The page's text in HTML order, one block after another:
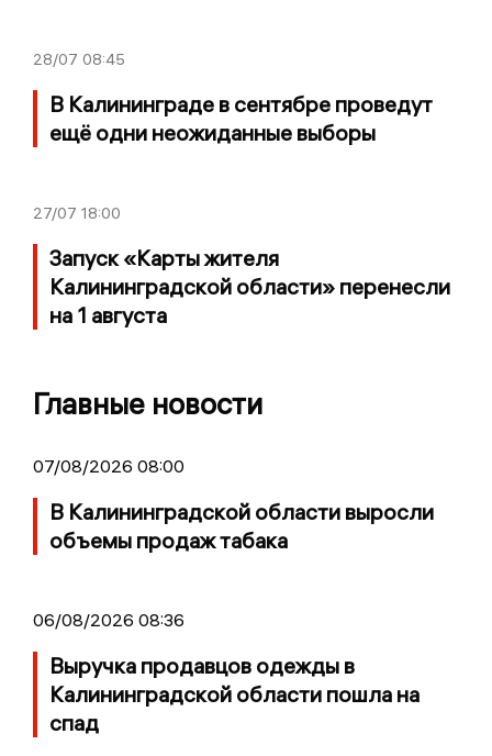
28/07 08:45
В Калининграде в сентябре проведут
ещё одни неожиданные выборы
27/07 18:00
Запуск «Карты жителя
Калининградской области» перенесли
на 1 августа
Главные новости
07/08/2026 08:00
В Калининградской области выросли
объемы продаж табака
06/08/2026 08:36
Выручка продавцов одежды в
Калининградской области пошла на
спад